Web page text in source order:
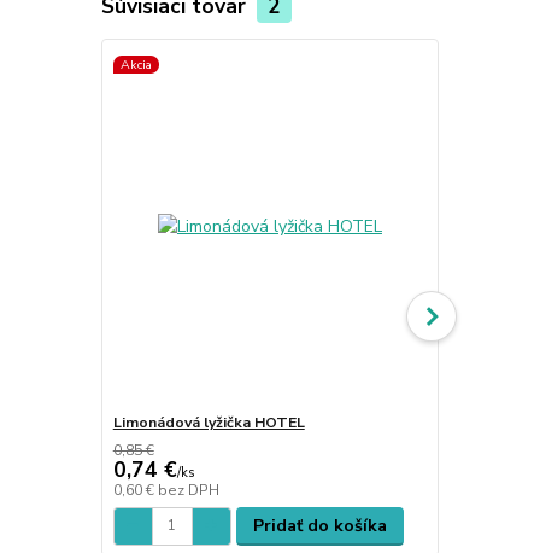
Súvisiaci tovar 2
Akcia
Limonádová lyžička HOTEL
0,85 €
0,74 €/ks
0,60 € bez DPH
Pridať do košíka